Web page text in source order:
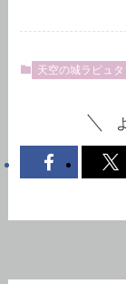
天空の城ラピュタ